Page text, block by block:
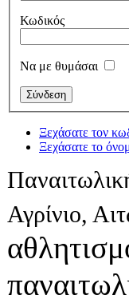
Κωδικός
Να με θυμάσαι
Ξεχάσατε τον
Ξεχάσατε το
Αγρίνιο,